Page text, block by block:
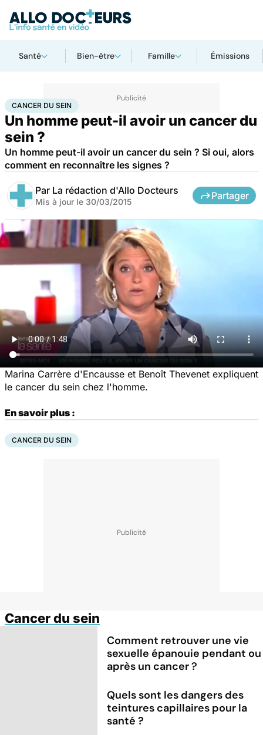
Santé Bien-être Famille Émissions
AccueilSanté Maladies Cancer du sein
CANCER DU SEIN
Un homme peut-il avoir un cancer du
sein ?
Un homme peut-il avoir un cancer du sein ? Si oui, alors
comment en reconnaître les signes ?
Par La rédaction d'Allo Docteurs
Mis à jour le 30/03/2015
Partager
Marina Carrère d'Encausse et Benoît Thevenet expliquent
le cancer du sein chez l'homme.
En savoir plus :
CANCER DU SEIN
Cancer du sein
Comment retrouver une vie
sexuelle épanouie pendant ou
après un cancer ?
Quels sont les dangers des
teintures capillaires pour la
santé ?